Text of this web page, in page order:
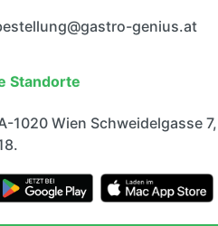
genius.at
Standorte
1020 Wien Schweidelgasse